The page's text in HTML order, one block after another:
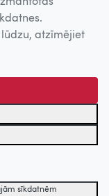
Uz augšu
sistēmu
lūdzu, atzīmējiet
sīkdatnēm